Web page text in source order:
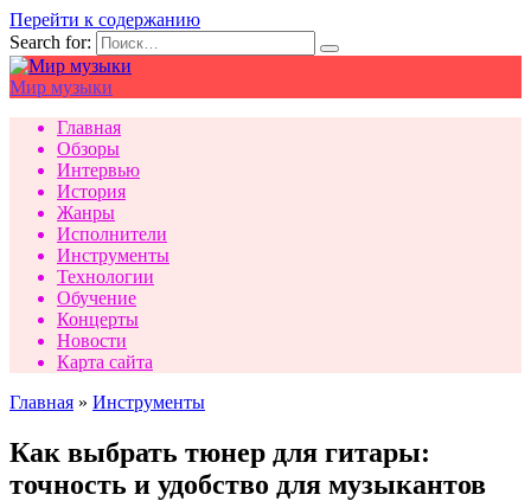
Перейти к содержанию
Search for:
Мир музыки
Главная
Обзоры
Интервью
История
Жанры
Исполнители
Инструменты
Технологии
Обучение
Концерты
Новости
Карта сайта
Главная » Инструменты
Как выбрать тюнер для гитары:
точность и удобство для музыкантов